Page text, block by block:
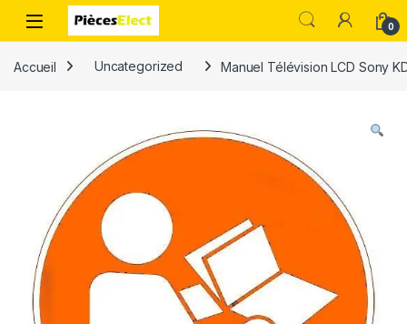
0
Accueil Uncategorized Manuel Télévision LCD Sony